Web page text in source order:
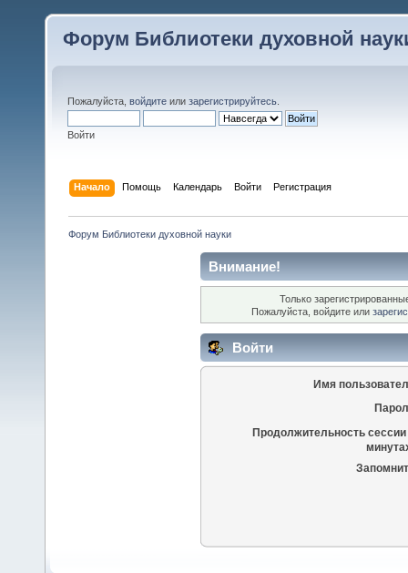
Форум Библиотеки духовной
Пожалуйста, войдите или зарегистрируйтесь
Войти
Начало Помощь Календарь Войти Регистрация
Форум Библиотеки духовной науки
Внимание!
Только
Пожалуйста, войдите или
Войти
Имя
Продолжительность сессии